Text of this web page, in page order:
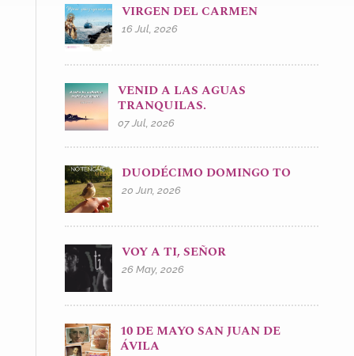
VIRGEN DEL CARMEN
16 Jul, 2026
VENID A LAS AGUAS
TRANQUILAS.
07 Jul, 2026
DUODÉCIMO DOMINGO TO
20 Jun, 2026
VOY A TI, SEÑOR
26 May, 2026
10 DE MAYO SAN JUAN DE
ÁVILA